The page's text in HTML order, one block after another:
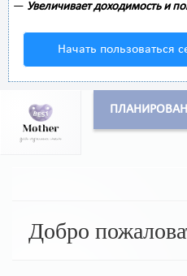
— Увеличивает доходимость и
Начать пользоваться
Добро